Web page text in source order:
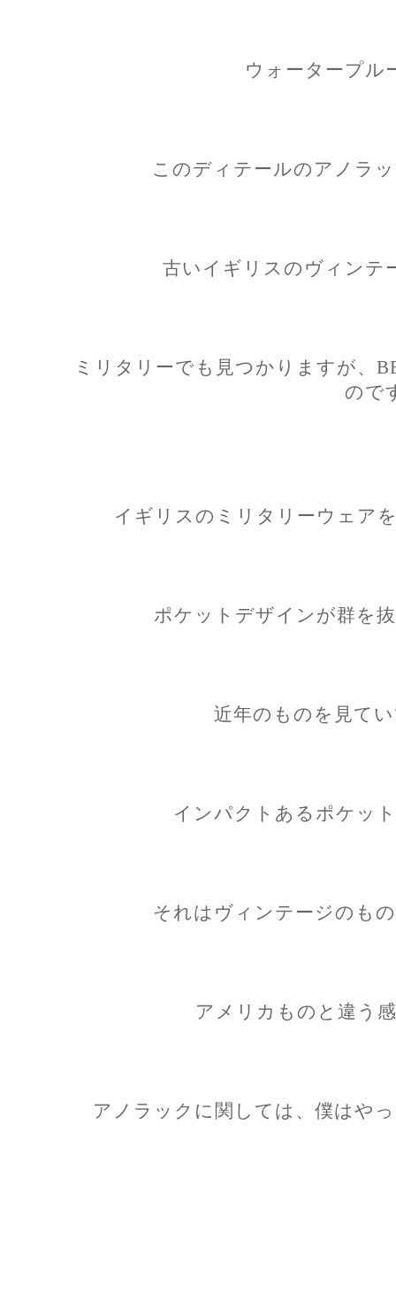
ウォータープル
このディテールのアノラ
古いイギリスのヴィンテ
ミリタリーでも見つかりますが、
ので
イギリスのミリタリーウェア
ポケットデザインが群を
近年のものを見て
インパクトあるポケッ
それはヴィンテージのも
アメリカものと違う
アノラックに関しては、僕はや